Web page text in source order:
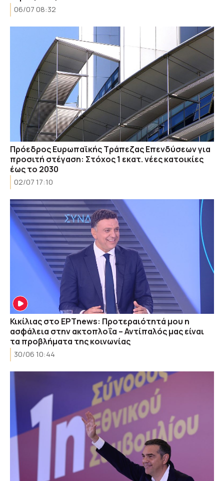
06/07 08:32
Πρόεδρος Ευρωπαϊκής Τράπεζας Επενδύσεων για
προσιτή στέγαση: Στόχος 1 εκατ. νέες κατοικίες
έως το 2030
02/07 17:10
Κικίλιας στο ΕΡΤnews: Προτεραιότητά μου η
ασφάλεια στην ακτοπλοΐα – Αντίπαλός μας είναι
τα προβλήματα της κοινωνίας
30/06 10:44